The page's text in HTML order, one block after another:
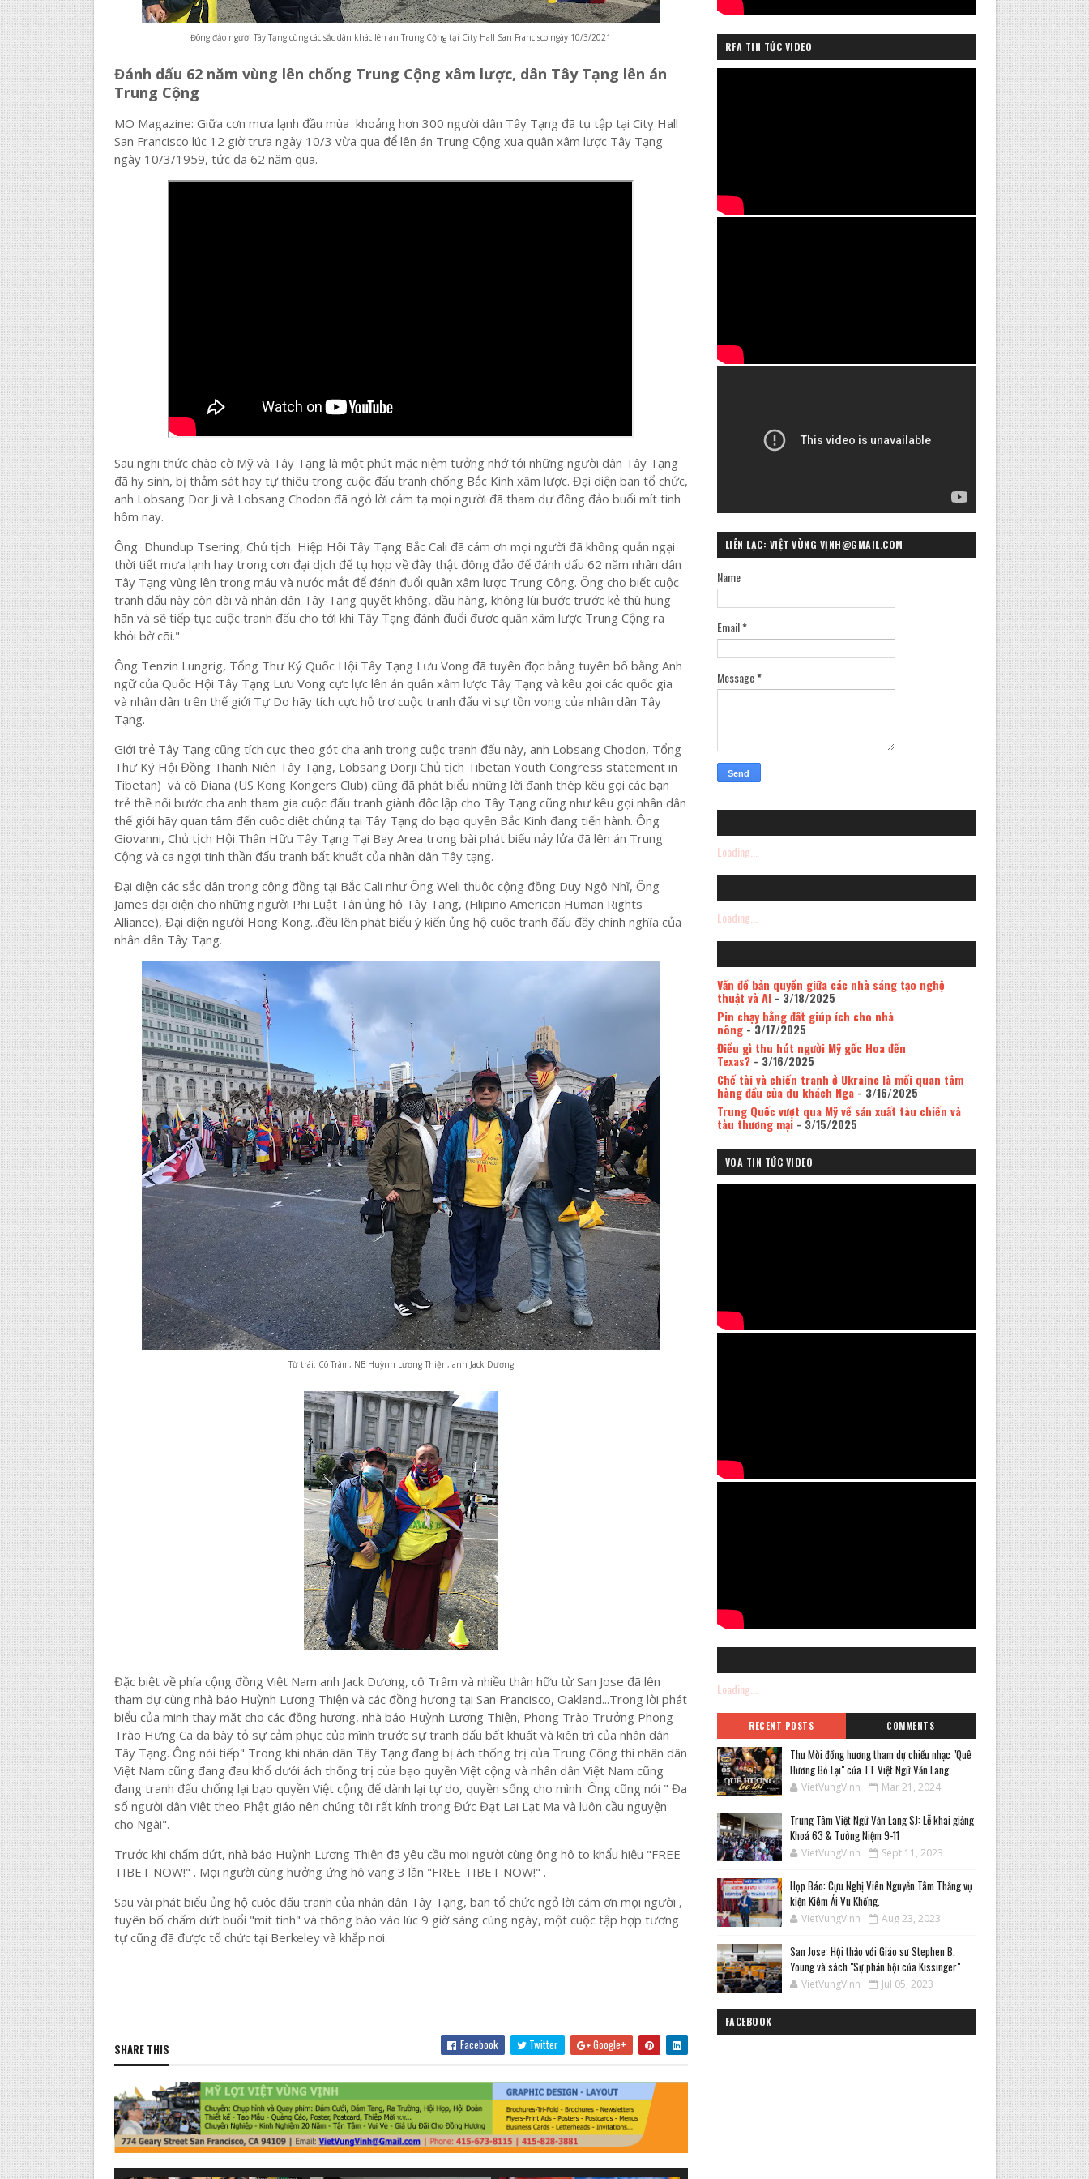
Đông đảo người Tây Tạng cùng các sắc dân khác lên án Trung Cộng tại City Hall San Francisco ngày 10/3/2021
Đánh dấu 62 năm vùng lên chống Trung Cộng xâm lược, dân Tây Tạng lên án
Trung Cộng
MO Magazine: Giữa cơn mưa lạnh đầu mùa khoảng hơn 300 người dân Tây Tạng đã tụ tập tại City Hall
San Francisco lúc 12 giờ trưa ngày 10/3 vừa qua để lên án Trung Cộng xua quân xâm lược Tây Tạng
ngày 10/3/1959, tức đã 62 năm qua.
Sau nghi thức chào cờ Mỹ và Tây Tạng là một phút mặc niệm tưởng nhớ tới những người dân Tây Tạng
đã hy sinh, bị thảm sát hay tự thiêu trong cuộc đấu tranh chống Bắc Kinh xâm lược. Đại diện ban tổ chức,
anh Lobsang Dor Ji và Lobsang Chodon đã ngỏ lời cảm tạ mọi người đã tham dự đông đảo buổi mít tinh
hôm nay.
Ông Dhundup Tsering, Chủ tịch Hiệp Hội Tây Tạng Bắc Cali đã cám ơn mọi người đã không quản ngại
thời tiết mưa lạnh hay trong cơn đại dịch để tụ họp về đây thật đông đảo để đánh dấu 62 năm nhân dân
Tây Tạng vùng lên trong máu và nước mắt để đánh đuổi quân xâm lược Trung Cộng. Ông cho biết cuộc
tranh đấu này còn dài và nhân dân Tây Tạng quyết không, đầu hàng, không lùi bước trước kẻ thù hung
hãn và sẽ tiếp tục cuộc tranh đấu cho tới khi Tây Tạng đánh đuổi được quân xâm lược Trung Cộng ra
khỏi bờ cõi."
Ông Tenzin Lungrig, Tổng Thư Ký Quốc Hội Tây Tạng Lưu Vong đã tuyên đọc bảng tuyên bố bằng Anh
ngữ của Quốc Hội Tây Tạng Lưu Vong cực lực lên án quân xâm lược Tây Tạng và kêu gọi các quốc gia
và nhân dân trên thế giới Tự Do hãy tích cực hỗ trợ cuộc tranh đấu vì sự tồn vong của nhân dân Tây
Tạng.
Giới trẻ Tây Tạng cũng tích cực theo gót cha anh trong cuộc tranh đấu này, anh Lobsang Chodon, Tổng
Thư Ký Hội Đồng Thanh Niên Tây Tạng, Lobsang Dorji Chủ tịch Tibetan Youth Congress statement in
Tibetan) và cô Diana (US Kong Kongers Club) cũng đã phát biểu những lời đanh thép kêu gọi các bạn
trẻ thề nối bước cha anh tham gia cuộc đấu tranh giành độc lập cho Tây Tạng cũng như kêu gọi nhân dân
thế giới hãy quan tâm đến cuộc diệt chủng tại Tây Tạng do bạo quyền Bắc Kinh đang tiến hành. Ông
Giovanni, Chủ tịch Hội Thân Hữu Tây Tạng Tại Bay Area trong bài phát biểu nảy lửa đã lên án Trung
Cộng và ca ngợi tinh thần đấu tranh bất khuất của nhân dân Tây tạng.
Đại diện các sắc dân trong cộng đồng tại Bắc Cali như Ông Weli thuộc cộng đồng Duy Ngô Nhĩ, Ông
James đại diện cho những người Phi Luật Tân ủng hộ Tây Tạng, (Filipino American Human Rights
Alliance), Đại diện người Hong Kong...đều lên phát biểu ý kiến ủng hộ cuộc tranh đấu đầy chính nghĩa của
nhân dân Tây Tạng.
Từ trái: Cô Trâm, NB Huỳnh Lương Thiện, anh Jack Dương
Đặc biệt về phía cộng đồng Việt Nam anh Jack Dương, cô Trâm và nhiều thân hữu từ San Jose đã lên
tham dự cùng nhà báo Huỳnh Lương Thiện và các đồng hương tại San Francisco, Oakland...Trong lời phát
biểu của minh thay mặt cho các đồng hương, nhà báo Huỳnh Lương Thiện, Phong Trào Trưởng Phong
Trào Hưng Ca đã bày tỏ sự cảm phục của mình trước sự tranh đấu bất khuất và kiên trì của nhân dân
Tây Tạng. Ông nói tiếp" Trong khi nhân dân Tây Tạng đang bị ách thống trị của Trung Cộng thì nhân dân
Việt Nam cũng đang đau khổ dưới ách thống trị của bạo quyền Việt cộng và nhân dân Việt Nam cũng
đang tranh đấu chống lại bạo quyền Việt cộng để dành lại tự do, quyền sống cho mình. Ông cũng nói " Đa
số người dân Việt theo Phật giáo nên chúng tôi rất kính trọng Đức Đạt Lai Lạt Ma và luôn cầu nguyện
cho Ngài".
Trước khi chấm dứt, nhà báo Huỳnh Lương Thiện đã yêu cầu mọi người cùng ông hô to khẩu hiệu "FREE
TIBET NOW!" . Mọi người cùng hưởng ứng hô vang 3 lần "FREE TIBET NOW!" .
Sau vài phát biểu ủng hộ cuộc đấu tranh của nhân dân Tây Tạng, ban tổ chức ngỏ lời cám ơn mọi người ,
tuyên bố chấm dứt buổi "mit tinh" và thông báo vào lúc 9 giờ sáng cùng ngày, một cuộc tập hợp tương
tự cũng đã được tổ chức tại Berkeley và khắp nơi.
SHARE THIS Facebook Twitter Google+
RFA TIN TỨC VIDEO
LIÊN LẠC: VIỆT VÙNG VỊNH@GMAIL.COM
Name
Email*
Message*
Loading...
Loading...
Vấn đề bản quyền giữa các nhà sáng tạo nghệ
thuật và AI- 3/18/2025
Pin chạy bằng đất giúp ích cho nhà
nông- 3/17/2025
Điều gì thu hút người Mỹ gốc Hoa đến
Texas?- 3/16/2025
Chế tài và chiến tranh ở Ukraine là mối quan tâm
hàng đầu của du khách Nga- 3/16/2025
Trung Quốc vượt qua Mỹ về sản xuất tàu chiến và
tàu thương mại- 3/15/2025
VOA TIN TỨC VIDEO
Loading...
RECENT POSTS COMMENTS
Thư Mời đồng hương tham dự chiều nhạc "Quê
Hương Bỏ Lại" của TT Việt Ngữ Văn Lang
VietVungVinh Mar 21, 2024
Trung Tâm Việt Ngữ Văn Lang SJ: Lễ khai giảng
Khoá 63 & Tưởng Niệm 9-11
VietVungVinh Sept 11, 2023
Họp Báo: Cựu Nghị Viên Nguyễn Tâm Thắng vụ
kiện Kiêm Ái Vu Khống.
VietVungVinh Aug 23, 2023
San Jose: Hội thảo với Giáo sư Stephen B.
Young và sách "Sự phản bội của Kissinger"
VietVungVinh Jul 05, 2023
FACEBOOK